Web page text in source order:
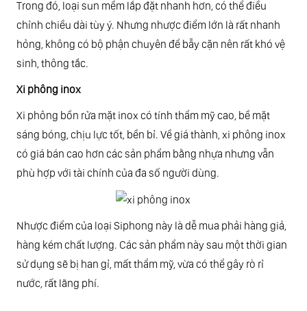
Trong đó, loại sun mềm lắp đặt nhanh hơn, có thể điều
chỉnh chiều dài tùy ý. Nhưng nhược điểm lớn là rất nhanh
hỏng, không có bộ phận chuyên để bẫy cặn nên rất khó vệ
sinh, thông tắc.
Xi phông inox
Xi phông bồn rửa mặt inox có tính thẩm mỹ cao, bề mặt
sáng bóng, chịu lực tốt, bền bỉ. Về giá thành, xi phông inox
có giá bán cao hơn các sản phẩm bằng nhựa nhưng vẫn
phù hợp với tài chính của đa số người dùng.
Nhược điểm của loại Siphong này là dễ mua phải hàng giả,
hàng kém chất lượng. Các sản phẩm này sau một thời gian
sử dụng sẽ bị han gỉ, mất thẩm mỹ, vừa có thể gây rò rỉ
nước, rất lãng phí.